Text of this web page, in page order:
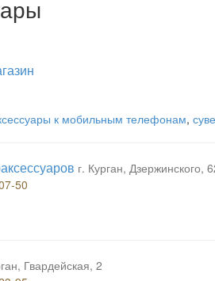
к мобильным телефонам,
г. Курган, Дзержинского,
50
Гвардейская, 2